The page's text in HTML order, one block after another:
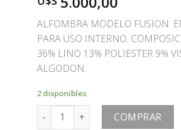
ALFOMBRA MODELO FUSION.
PARA USO INTERNO.
36% LINO 13% POLIESTER 9%
ALGODON.
2 disponibles
ALFOMBRA cantidadCOMPRAR